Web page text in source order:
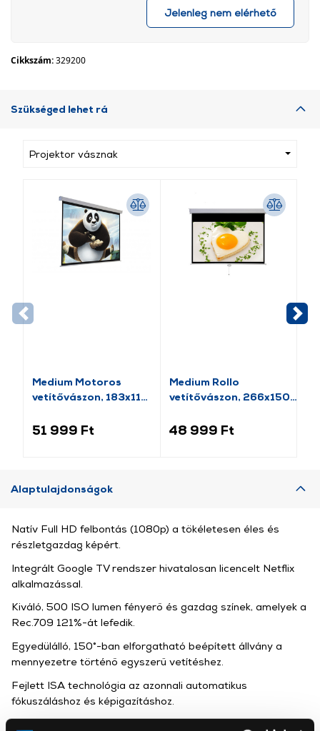
Jelenleg nem elérhető
Cikkszám:329200
Szükséged lehet rá
Projektor vásznak
Medium Motoros
vetítővászon, 183x114
(MOT.183.114.84.10)
51 999 Ft
Medium Rollo
vetítővászon, 266x150
(MAN.266.150.120.16.9)
48 999 Ft
Alaptulajdonságok
Natív Full HD felbontás (1080p) a tökéletesen éles és
részletgazdag képért.
Integrált Google TV rendszer hivatalosan licencelt Netflix
alkalmazással.
Kiváló, 500 ISO lumen fényerő és gazdag színek, amelyek a
Rec.709 121%-át lefedik.
Egyedülálló, 150°-ban elforgatható beépített állvány a
mennyezetre történő egyszerű vetítéshez.
Fejlett ISA technológia az azonnali automatikus
fókuszáláshoz és képigazításhoz.